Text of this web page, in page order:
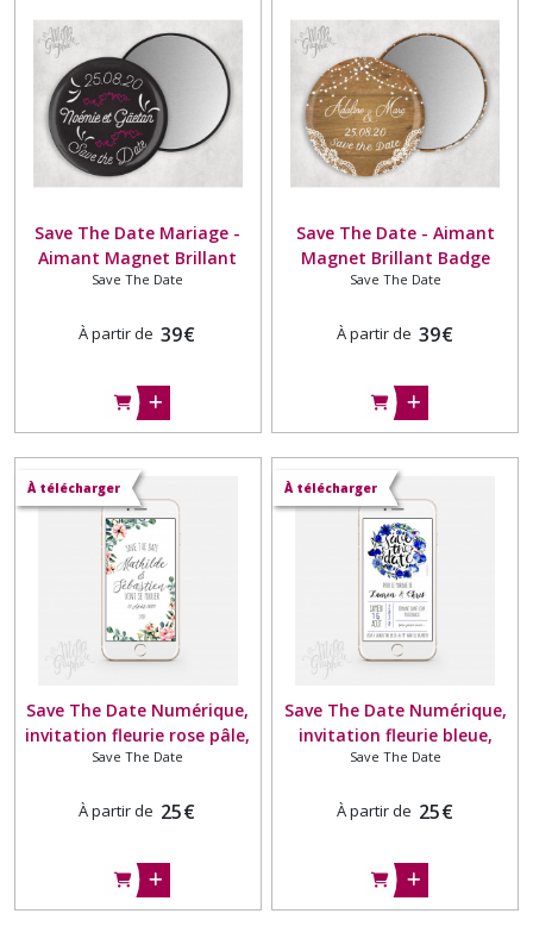
Save The Date Mariage -
Aimant Magnet Brillant
Badge 38mm - cadeaux
Rose -
Save The Date
À partir de 39€
Save The Date - Aimant
Magnet Brillant Badge
38mm - thème Champêtre
Save The Date
À partir de 39€
À télécharger
Save The Date Numérique,
invitation fleurie rose pâle,
invitation mariage
Save The Date
À partir de 25€
À télécharger
Save The Date Numérique,
invitation fleurie bleue,
invitation mariage
Save The Date
À partir de 25€
the
Date
(4)
Stickers
Chaussures
(14)
Stickers
(1)
Etiquettes
Menu